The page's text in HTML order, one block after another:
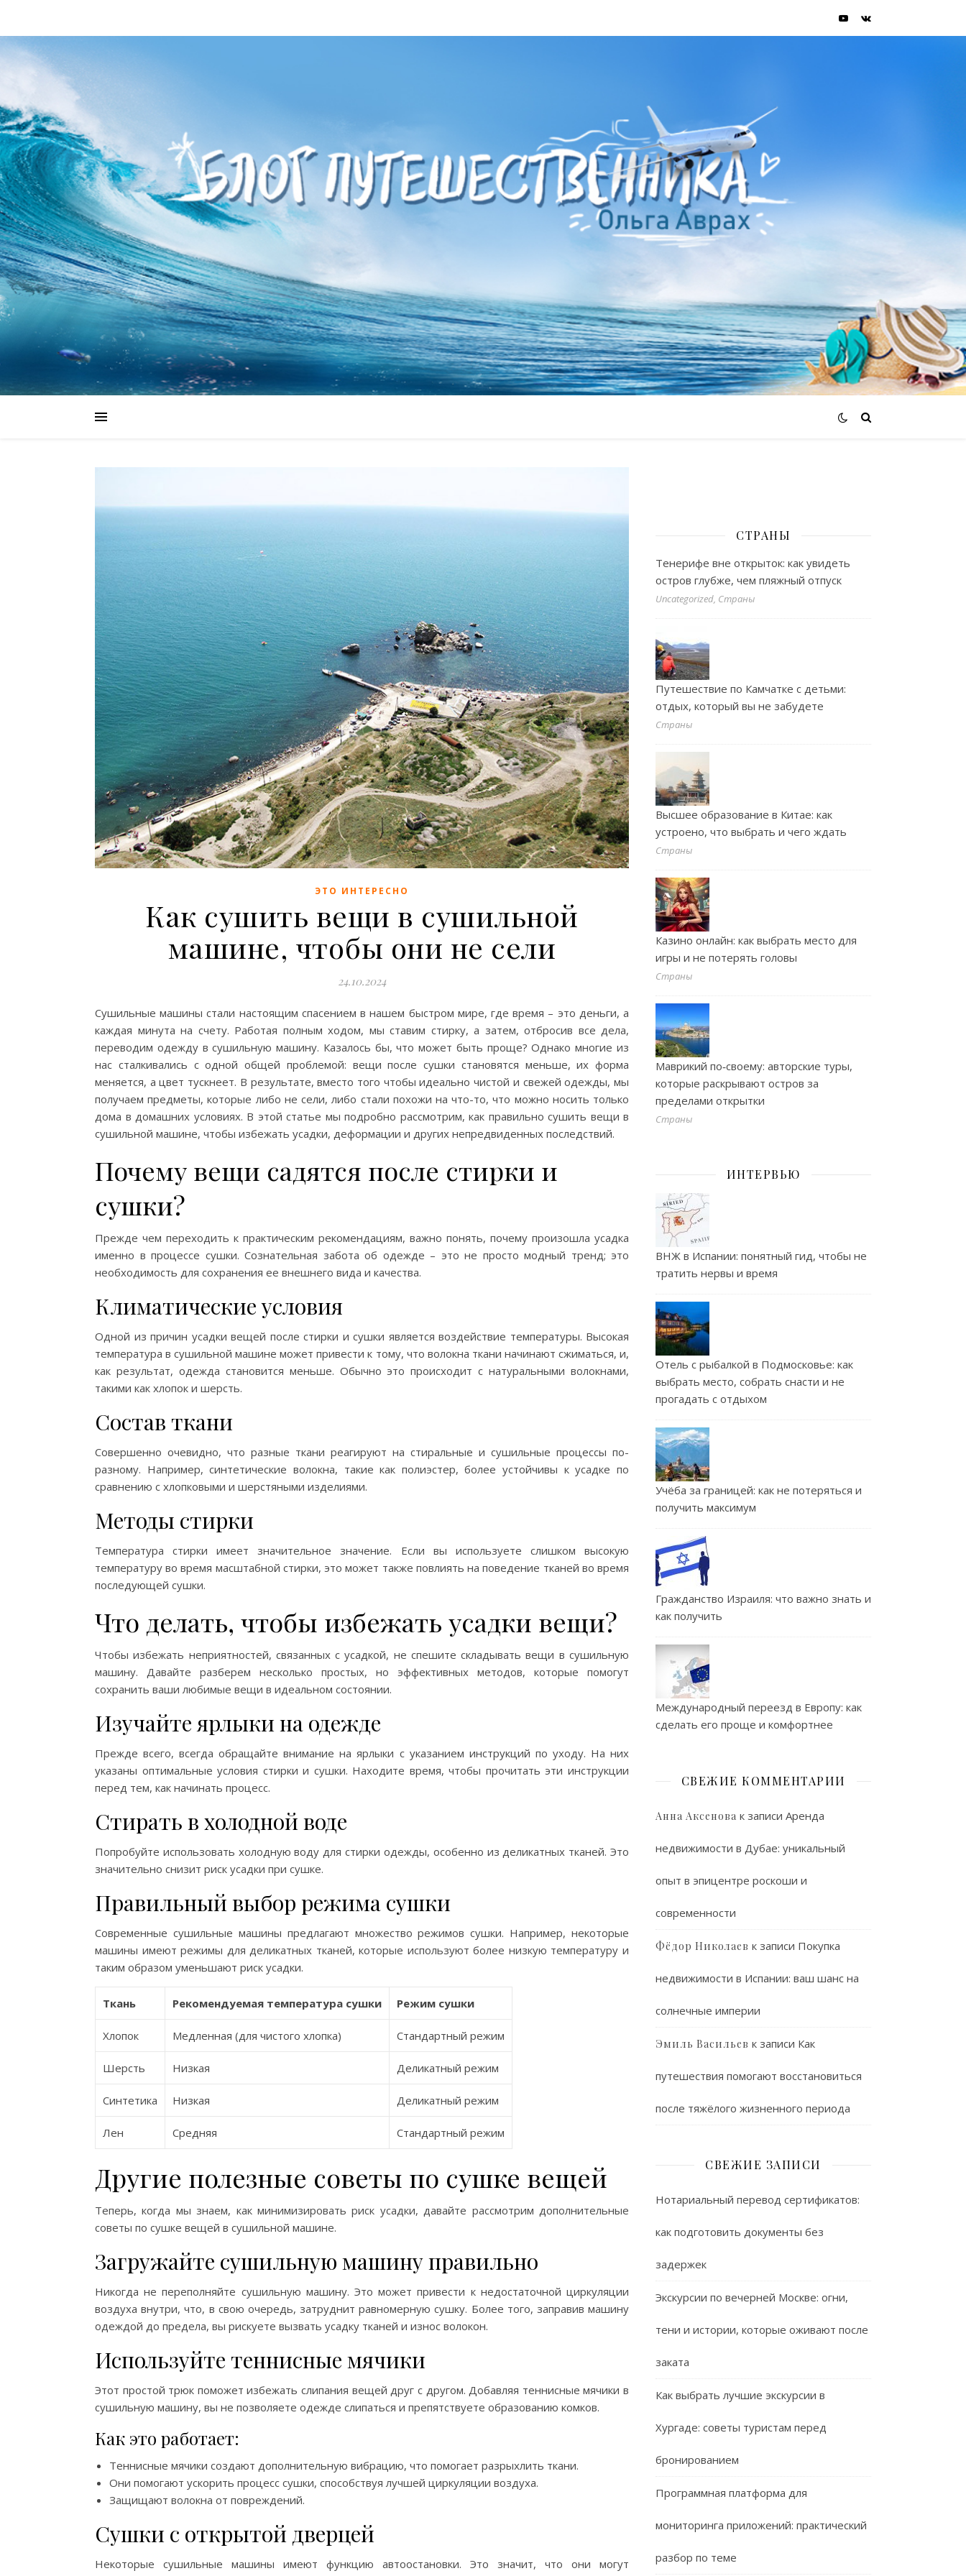
ЭТО ИНТЕРЕСНО
Как сушить вещи в сушильной
машине, чтобы они не сели
24.10.2024
Сушильные машины стали настоящим спасением в нашем быстром мире, где время – это деньги, а
каждая минута на счету. Работая полным ходом, мы ставим стирку, а затем, отбросив все дела,
переводим одежду в сушильную машину. Казалось бы, что может быть проще? Однако многие из
нас сталкивались с одной общей проблемой: вещи после сушки становятся меньше, их форма
меняется, а цвет тускнеет. В результате, вместо того чтобы идеально чистой и свежей одежды, мы
получаем предметы, которые либо не сели, либо стали похожи на что-то, что можно носить только
дома в домашних условиях. В этой статье мы подробно рассмотрим, как правильно сушить вещи в
сушильной машине, чтобы избежать усадки, деформации и других непредвиденных последствий.
Почему вещи садятся после стирки и
сушки?
Прежде чем переходить к практическим рекомендациям, важно понять, почему произошла усадка
именно в процессе сушки. Сознательная забота об одежде – это не просто модный тренд; это
необходимость для сохранения ее внешнего вида и качества.
Климатические условия
Одной из причин усадки вещей после стирки и сушки является воздействие температуры. Высокая
температура в сушильной машине может привести к тому, что волокна ткани начинают сжиматься, и,
как результат, одежда становится меньше. Обычно это происходит с натуральными волокнами,
такими как хлопок и шерсть.
Состав ткани
Совершенно очевидно, что разные ткани реагируют на стиральные и сушильные процессы по-
разному. Например, синтетические волокна, такие как полиэстер, более устойчивы к усадке по
сравнению с хлопковыми и шерстяными изделиями.
Методы стирки
Температура стирки имеет значительное значение. Если вы используете слишком высокую
температуру во время масштабной стирки, это может также повлиять на поведение тканей во время
последующей сушки.
Что делать, чтобы избежать усадки вещи?
Чтобы избежать неприятностей, связанных с усадкой, не спешите складывать вещи в сушильную
машину. Давайте разберем несколько простых, но эффективных методов, которые помогут
сохранить ваши любимые вещи в идеальном состоянии.
Изучайте ярлыки на одежде
Прежде всего, всегда обращайте внимание на ярлыки с указанием инструкций по уходу. На них
указаны оптимальные условия стирки и сушки. Находите время, чтобы прочитать эти инструкции
перед тем, как начинать процесс.
Стирать в холодной воде
Попробуйте использовать холодную воду для стирки одежды, особенно из деликатных тканей. Это
значительно снизит риск усадки при сушке.
Правильный выбор режима сушки
Современные сушильные машины предлагают множество режимов сушки. Например, некоторые
машины имеют режимы для деликатных тканей, которые используют более низкую температуру и
таким образом уменьшают риск усадки.
Ткань Рекомендуемая температура сушки Режим сушки
Хлопок Медленная (для чистого хлопка) Стандартный режим
Шерсть Низкая Деликатный режим
Синтетика Низкая Деликатный режим
Лен Средняя Стандартный режим
Другие полезные советы по сушке вещей
Теперь, когда мы знаем, как минимизировать риск усадки, давайте рассмотрим дополнительные
советы по сушке вещей в сушильной машине.
Загружайте сушильную машину правильно
Никогда не переполняйте сушильную машину. Это может привести к недостаточной циркуляции
воздуха внутри, что, в свою очередь, затруднит равномерную сушку. Более того, заправив машину
одеждой до предела, вы рискуете вызвать усадку тканей и износ волокон.
Используйте теннисные мячики
Этот простой трюк поможет избежать слипания вещей друг с другом. Добавляя теннисные мячики в
сушильную машину, вы не позволяете одежде слипаться и препятствуете образованию комков.
Как это работает:
Теннисные мячики создают дополнительную вибрацию, что помогает разрыхлить ткани.
Они помогают ускорить процесс сушки, способствуя лучшей циркуляции воздуха.
Защищают волокна от повреждений.
Сушки с открытой дверцей
Некоторые сушильные машины имеют функцию автоостановки. Это значит, что они могут
СТРАНЫ
Тенерифе вне открыток: как увидеть
остров глубже, чем пляжный отпуск
Uncategorized, Страны
Путешествие по Камчатке с детьми:
отдых, который вы не забудете
Страны
Высшее образование в Китае: как
устроено, что выбрать и чего ждать
Страны
Казино онлайн: как выбрать место для
игры и не потерять головы
Страны
Маврикий по‑своему: авторские туры,
которые раскрывают остров за
пределами открытки
Страны
ИНТЕРВЬЮ
ВНЖ в Испании: понятный гид, чтобы не
тратить нервы и время
Отель с рыбалкой в Подмосковье: как
выбрать место, собрать снасти и не
прогадать с отдыхом
Учёба за границей: как не потеряться и
получить максимум
Гражданство Израиля: что важно знать и
как получить
Международный переезд в Европу: как
сделать его проще и комфортнее
СВЕЖИЕ КОММЕНТАРИИ
Анна Аксенова к записи Аренда
недвижимости в Дубае: уникальный
опыт в эпицентре роскоши и
современности
Фёдор Николаев к записи Покупка
недвижимости в Испании: ваш шанс на
солнечные империи
Эмиль Васильев к записи Как
путешествия помогают восстановиться
после тяжёлого жизненного периода
СВЕЖИЕ ЗАПИСИ
Нотариальный перевод сертификатов:
как подготовить документы без
задержек
Экскурсии по вечерней Москве: огни,
тени и истории, которые оживают после
заката
Как выбрать лучшие экскурсии в
Хургаде: советы туристам перед
бронированием
Программная платформа для
мониторинга приложений: практический
разбор по теме